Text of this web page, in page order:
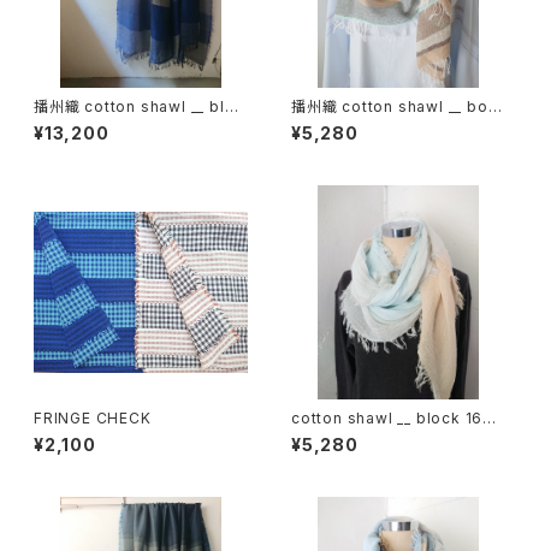
播州織 cotton shawl __ bloc
k 220-120 深海GK
¥13,200
播州織 cotton shawl __ bord
er 160 啓蟄w
¥5,280
FRINGE CHECK
¥2,100
cotton shawl __ block 160
朝朗w
¥5,280